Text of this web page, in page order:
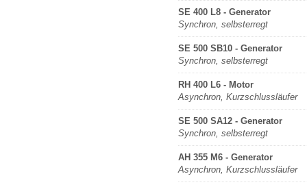
SE 400 L8 - Generator
Synchron, selbsterregt
SE 500 SB10 - Generator
Synchron, selbsterregt
RH 400 L6 - Motor
Asynchron, Kurzschlussläufer
SE 500 SA12 - Generator
Synchron, selbsterregt
AH 355 M6 - Generator
Asynchron, Kurzschlussläufer